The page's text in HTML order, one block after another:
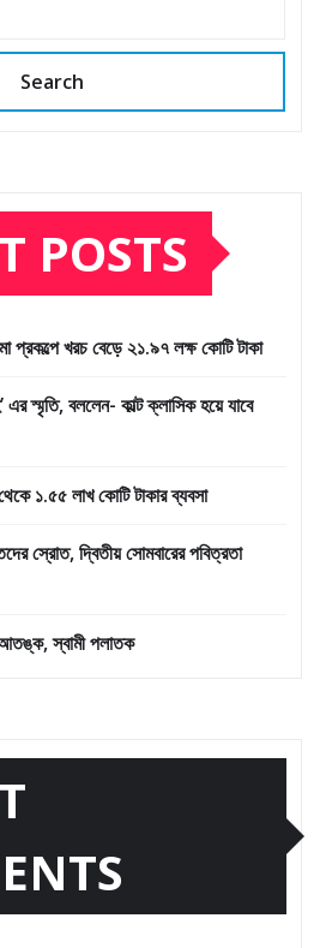
Search
POSTS
প্রকল্পে খরচ বেড়ে ২১.৯৭ লক্ষ কোটি টাকা
এর স্মৃতি, বললেন- কাল্ট ক্লাসিক হয়ে যাবে
১.৫৫ লাখ কোটি টাকার ব্যবসা
স্রোত, দ্বিতীয় সোমবারের পবিত্রতা
আতঙ্ক, স্বামী পলাতক